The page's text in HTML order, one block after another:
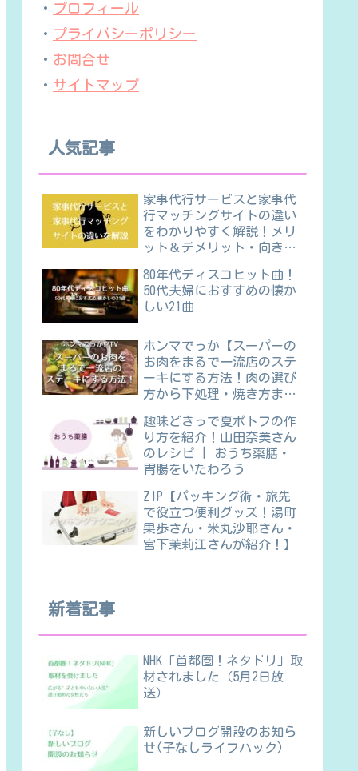
・ プロフィール
・ プライバシーポリシー
・ お問合せ
・ サイトマップ
人気記事
家事代行サービスと家事代
行マッチングサイトの違い
をわかりやすく解説！メリ
ット＆デメリット・向き不
80年代ディスコヒット曲！
50代夫婦におすすめの懐か
しい21曲
ホンマでっか【スーパーの
お肉をまるで一流店のステ
ーキにする方法！肉の選び
方から下処理・焼き方ま
趣味どきっで夏ポトフの作
り方を紹介！山田奈美さん
のレシピ | おうち薬膳・
胃腸をいたわろう
ZIP【パッキング術・旅先
で役立つ便利グッズ！湯町
果歩さん・米丸沙耶さん・
宮下茉莉江さんが紹介！】
新着記事
NHK「首都圏！ネタドリ」取
材されました（5月2日放
送）
新しいブログ開設のお知ら
せ(子なしライフハック)